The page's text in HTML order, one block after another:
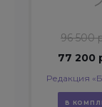
96 500
77 200
Редакция
В